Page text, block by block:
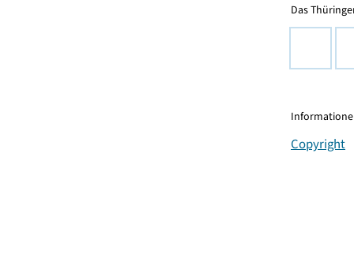
Das
Copyright